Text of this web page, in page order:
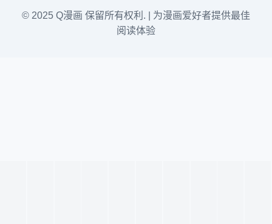
© 2025 Q漫画 保留所有权利. | 为漫画爱好者提供最佳
阅读体验